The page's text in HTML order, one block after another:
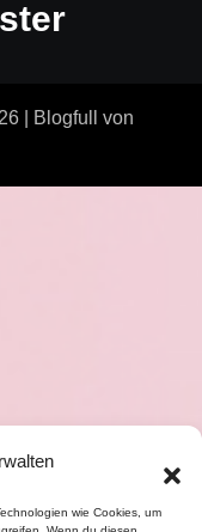
wie Cookies, um
Blogfull
von